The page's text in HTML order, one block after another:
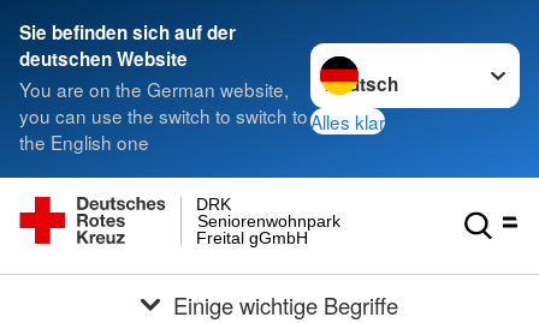
Sie befinden sich auf der
deutschen Website
You are on the German website,
you can use the switch to switch to
the English one
Sprache wechseln zu
Alles klar
Freital gGmbH
Seniorenwohnpark
DRK
Einige wichtige Begriffe